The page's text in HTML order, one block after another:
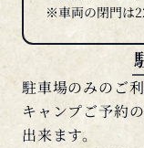
駐車場のみのご
キャンプご予約
出来ます。
(緊急時の避難撤